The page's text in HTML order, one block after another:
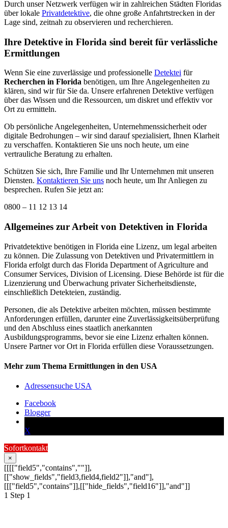
Durch unser Netzwerk verfügen wir in zahlreichen Städten Floridas
über lokale Privatdetektive, die ohne große Anfahrtstrecken in der
Lage sind, zeitnah zu observieren und recherchieren.
Ihre Detektive in Florida sind bereit für verlässliche
Ermittlungen
Wenn Sie eine zuverlässige und professionelle Detektei für
Recherchen in Florida benötigen, um Ihre Angelegenheiten zu
klären, sind wir für Sie da. Unsere erfahrenen Detektive verfügen
über das Wissen und die Ressourcen, um diskret und effektiv vor
Ort zu ermitteln.
Ob persönliche Angelegenheiten, Unternehmenssicherheit oder
digitale Bedrohungen – wir sind darauf spezialisiert, Ihnen Klarheit
zu verschaffen. Kontaktieren Sie uns noch heute, um eine
vertrauliche Beratung zu erhalten.
Schützen Sie sich, Ihre Familie und Ihr Unternehmen mit unseren
Diensten. Kontaktieren Sie uns noch heute, um Ihr Anliegen zu
besprechen. Rufen Sie jetzt an:
0800 – 11 12 13 14
Allgemeines zur Arbeit von Detektiven in Florida
Privatdetektive benötigen in Florida eine Lizenz, um legal arbeiten
zu können. Die Zulassung von Detektiven und Privatermittlern in
Florida erfolgt durch das Florida Department of Agriculture and
Consumer Services, Division of Licensing. Diese Behörde ist für die
Lizenzierung und Überwachung privater Sicherheitsdienste,
einschließlich Detekteien, zuständig.
Personen, die als Detektive arbeiten möchten, müssen bestimmte
Anforderungen erfüllen, darunter eine Zuverlässigkeitsüberprüfung
und den Abschluss eines staatlich anerkannten
Ausbildungsprogramms, bevor sie eine Lizenz erhalten können.
Unsere Partner vor Ort in Florida erfüllen diese Voraussetzungen.
Mehr zum Thema Ermittlungen in den USA
Adressensuche USA
Facebook
Blogger
X
Sofortkontakt
×
[[[["field5","contains",""]],
[["show_fields","field3,field4,field2"]],"and"],
[[["field5","contains"]],[["hide_fields","field16"]],"and"]]
1 Step 1